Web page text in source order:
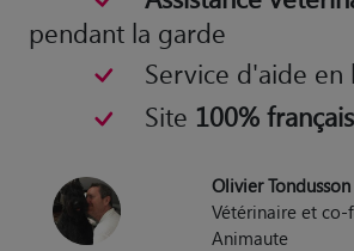
pendant la garde
Service d'aide
Site 100% français
Olivier Tondusson
Vétérinaire et
Animaute